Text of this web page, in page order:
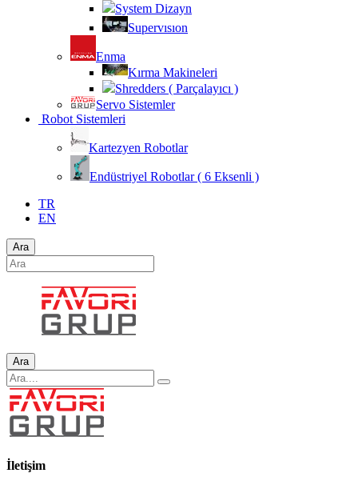
System Dizayn
Supervısıon
Enma
Kırma Makineleri
Shredders ( Parçalayıcı )
Servo Sistemler
Robot Sistemleri
Kartezyen Robotlar
Endüstriyel Robotlar ( 6 Eksenli )
TR
EN
Ara
Ara
İletişim